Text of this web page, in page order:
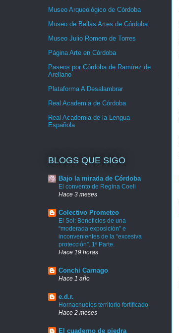
Museo Arqueológico de Córdoba
Museo de Bellas Artes de Córdoba
Museo Julio Romero de Torres
Página Arte en Córdoba
Paseos por Córdoba de Ramírez de
Arellano
Plataforma A Desalambrar
Real Academia de Córdoba
Real Academia de la Lengua
Española
BLOGS QUE SIGO
Bajo la mirada de Córdoba
El convento de Regina Coeli
Hace 3 meses
Colectivo Prometeo
El Sol: Beneficios de una
“moderada exposición” e
inconvenientes de la “excesiva
protección”. 1ª Parte.
Hace 19 horas
Conchi Carnago
Hace 1 año
e.d.r.
Hornachuelos territorio fortificado
Hace 2 meses
El cuaderno de piedra